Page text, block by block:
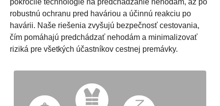
robustnú ochranu pred haváriou a účinnú reakciu po
havárii. Naše riešenia zvyšujú bezpečnosť cestovania,
čím pomáhajú predchádzať nehodám a minimalizovať
riziká pre všetkých účastníkov cestnej premávky.